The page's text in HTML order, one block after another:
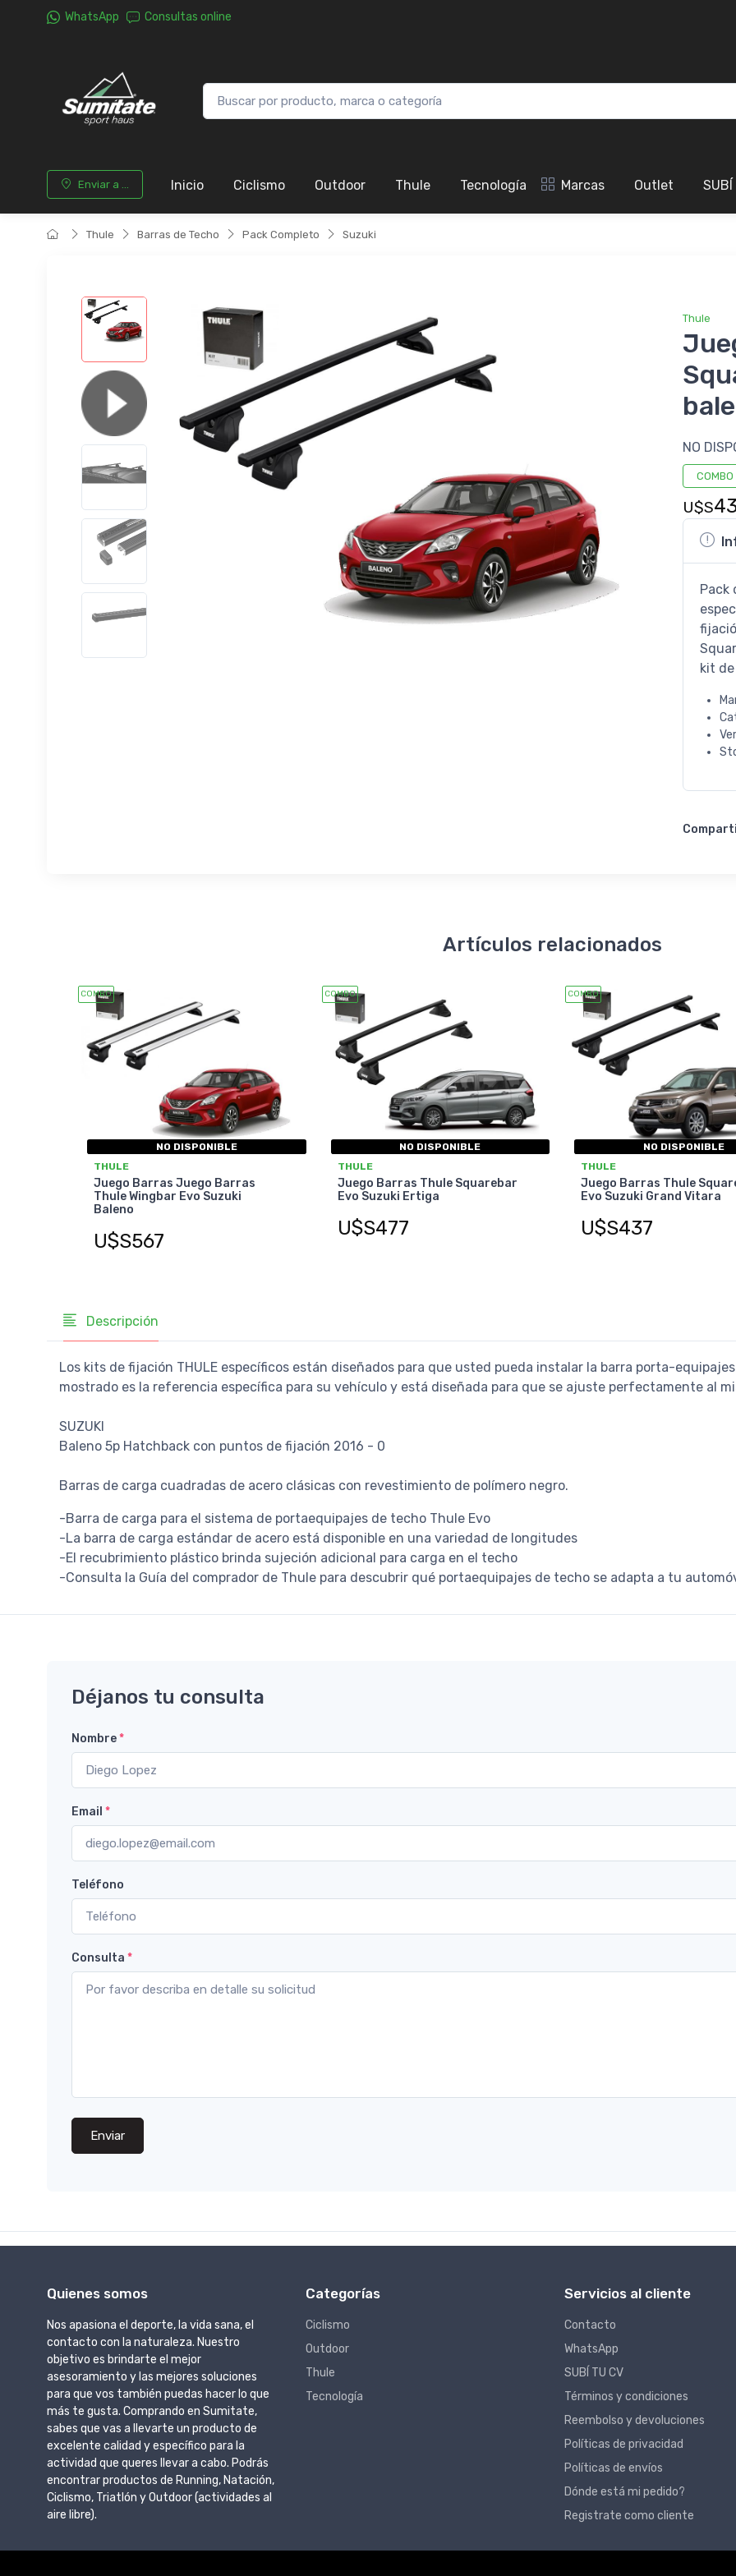
WhatsApp Consultas online
Enviar a ... Inicio Ciclismo Outdoor Thule Tecnología Marcas Outlet SUBÍ
Thule Barras de Techo Pack Completo Suzuki
Thule
NO
COMBO
U$S
Pack
kit
Artículos relacionados
COMBO
NO DISPONIBLE
THULE
Juego Barras Juego Barras
Thule Wingbar Evo Suzuki
Baleno
U$S567
COMBO
NO DISPONIBLE
THULE
Juego Barras Thule Squarebar
Evo Suzuki Ertiga
U$S477
COMBO
NO DISPONIBLE
THULE
Juego Barras Thule
Evo Suzuki Grand Vitara
U$S437
Descripción
Los kits de fijación THULE específicos están diseñados para que usted pueda instalar la barra porta-
mostrado es la referencia específica para su vehículo y está diseñada para que se ajuste perfectamente al
SUZUKI
Baleno 5p Hatchback con puntos de fijación 2016 - 0
Barras de carga cuadradas de acero clásicas con revestimiento de polímero negro.
-Barra de carga para el sistema de portaequipajes de techo Thule Evo
-La barra de carga estándar de acero está disponible en una variedad de longitudes
-El recubrimiento plástico brinda sujeción adicional para carga en el techo
-Consulta la Guía del comprador de Thule para descubrir qué portaequipajes de techo se adapta a tu
Déjanos tu consulta
Nombre*
Email *
Teléfono
Consulta *
Enviar
Quienes somos
Nos apasiona el deporte, la vida sana, el
contacto con la naturaleza. Nuestro
objetivo es brindarte el mejor
asesoramiento y las mejores soluciones
para que vos también puedas hacer lo que
más te gusta. Comprando en Sumitate,
sabes que vas a llevarte un producto de
excelente calidad y específico para la
actividad que queres llevar a cabo. Podrás
encontrar productos de Running, Natación,
Ciclismo, Triatlón y Outdoor (actividades al
aire libre).
Categorías
Ciclismo
Outdoor
Thule
Tecnología
Servicios al cliente
Contacto
WhatsApp
SUBÍ TU CV
Términos y condiciones
Reembolso y devoluciones
Políticas de privacidad
Políticas de envíos
Dónde está mi pedido?
Registrate como cliente